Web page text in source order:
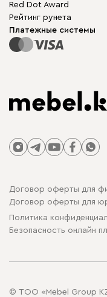
Для бизнеса
Карта сайта
Модульная мебель
Столы и стулья
Red Dot Award
Рейтинг рунета
Платежные системы
Договор оферты для
Договор оферты для
Политика
Безопасность онлайн
© ТОО «Mebel Group